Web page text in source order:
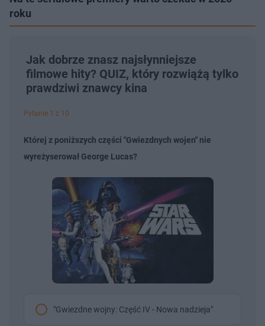
roku
Jak dobrze znasz najsłynniejsze
filmowe hity? QUIZ, który rozwiążą tylko
prawdziwi znawcy kina
Pytanie 1 z 10
Której z poniższych części "Gwiezdnych wojen" nie
wyreżyserował George Lucas?
"Gwiezdne wojny: Część IV - Nowa nadzieja"